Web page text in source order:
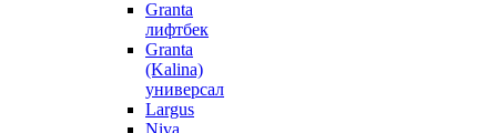
Granta
лифтбек
Granta
(Kalina)
универсал
Largus
Niva